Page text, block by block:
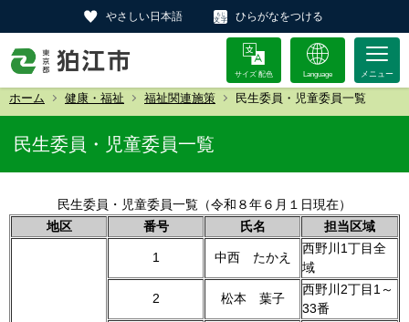
やさしい日本語 ひらがなをつける
サイズ 配色 Language
ホーム 健康・福祉 福祉関連施策 民生委員・児童委員一覧
民生委員・児童委員一覧
民生委員・児童委員一覧（令和８年６月１日現在）
地区
番号 氏名 担当区域
1 中西 たかえ
西野川1丁目全
域
2 松本 葉子
西野川2丁目1～
33番